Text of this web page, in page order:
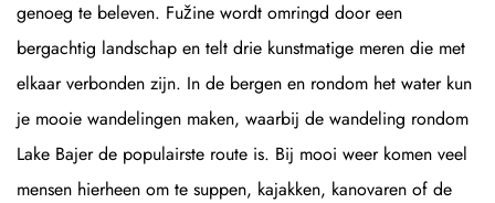
genoeg te beleven. Fužine wordt omringd door een
bergachtig landschap en telt drie kunstmatige meren die met
elkaar verbonden zijn. In de bergen en rondom het water kun
je mooie wandelingen maken, waarbij de wandeling rondom
Lake Bajer de populairste route is. Bij mooi weer komen veel
mensen hierheen om te suppen, kajakken, kanovaren of de